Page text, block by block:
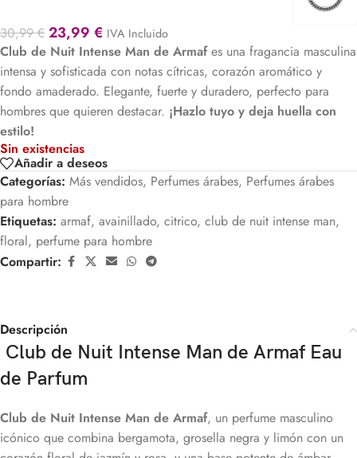
30,99€ 23,99 € IVA Incluido
Club de Nuit Intense Man de Armafes una fragancia masculina
intensa y sofisticada con notas cítricas, corazón aromático y
fondo amaderado. Elegante, fuerte y duradero, perfecto para
hombres que quieren destacar. ¡Hazlo tuyo y deja huella con
estilo!
Sin existencias
Añadir a deseos
Categorías: Más vendidos, Perfumes árabes, Perfumes árabes
para hombre
Etiquetas: armaf, avainillado, citrico, club de nuit intense man,
floral, perfume para hombre
Compartir:
Descripción
Club de Nuit Intense Man de Armaf Eau
de Parfum
Club de Nuit Intense Man de Armaf, un perfume masculino
icónico que combina bergamota, grosella negra y limón con un